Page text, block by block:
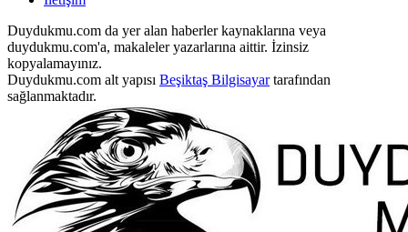
Duydukmu.com da yer alan haberler kaynaklarına veya
duydukmu.com'a, makaleler yazarlarına aittir. İzinsiz
kopyalamayınız.
Duydukmu.com alt yapısı Beşiktaş Bilgisayartarafından
sağlanmaktadır.